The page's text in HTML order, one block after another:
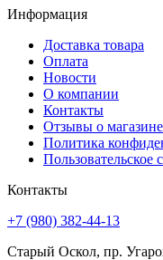
Информация
Доставка товара
Оплата
Новости
О компании
Контакты
Отзывы о магазине
Политика
Пользовательское
Контакты
+7 (980) 382-44-13
Старый Оскол, пр.